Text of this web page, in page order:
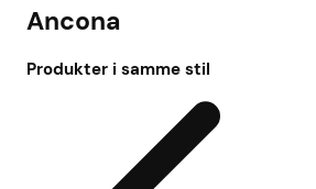
Ancona
Produkter i samme stil